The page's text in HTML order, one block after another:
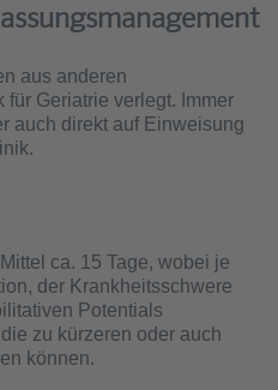
aus anderen
Geriatrie verlegt. Immer
auch direkt auf Einweisung
ca. 15 Tage, wobei je
der Krankheitsschwere
Potentials
zu kürzeren oder auch
können.